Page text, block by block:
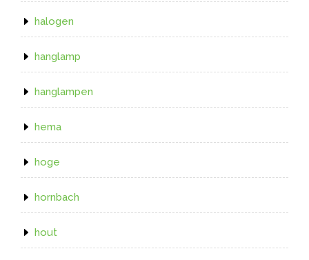
halogen
hanglamp
hanglampen
hema
hoge
hornbach
hout